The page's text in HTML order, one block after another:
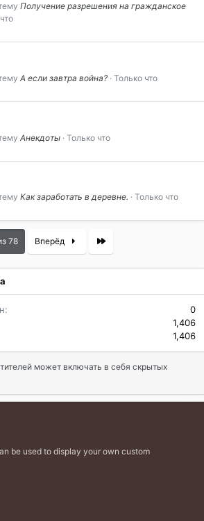
Получение разрешения на гражданское
А если завтра война? Только что
Анекдоты Только что
Как заработать в деревне. Только что
78 Вперёд Last
0
1,406
1,406
может включать в себя скрытых
be used to display your own custom